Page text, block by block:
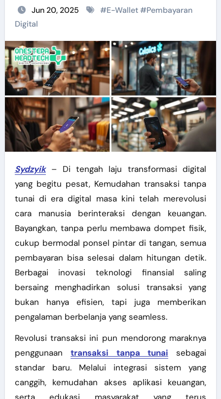
Jun 20, 2025 #E-Wallet#Pembayaran
Digital
Sydzyik– Di tengah laju transformasi digital
yang begitu pesat, Kemudahan transaksi tanpa
tunai di era digital masa kini telah merevolusi
cara manusia berinteraksi dengan keuangan.
Bayangkan, tanpa perlu membawa dompet fisik,
cukup bermodal ponsel pintar di tangan, semua
pembayaran bisa selesai dalam hitungan detik.
Berbagai inovasi teknologi finansial saling
bersaing menghadirkan solusi transaksi yang
bukan hanya efisien, tapi juga memberikan
pengalaman berbelanja yang seamless.
Revolusi transaksi ini pun mendorong maraknya
penggunaantransaksi tanpa tunai sebagai
standar baru. Melalui integrasi sistem yang
canggih, kemudahan akses aplikasi keuangan,